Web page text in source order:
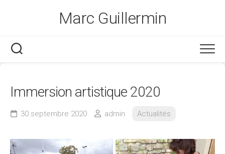
Marc Guillermin
Immersion artistique 2020
30 septembre 2020 admin Actualités